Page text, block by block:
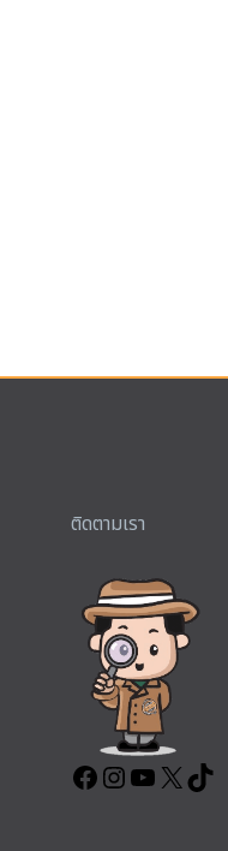
ติดตามเรา
Facebook
Instagram